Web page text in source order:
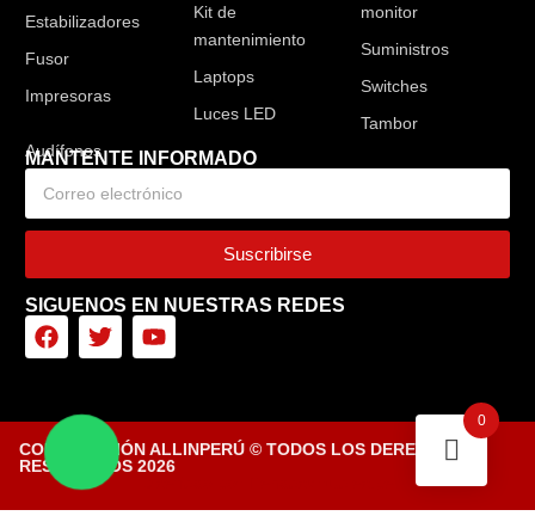
Estabilizadores
Fusor
Impresoras
Kit de
mantenimiento
Laptops
Luces LED
monitor
Suministros
Switches
Tambor
MANTENTE INFORMADO
Suscribirse
SIGUENOS EN NUESTRAS REDES
CORPORACIÓN ALLINPERÚ © TODOS LOS DERECHOS
RESERVADOS 2026
0